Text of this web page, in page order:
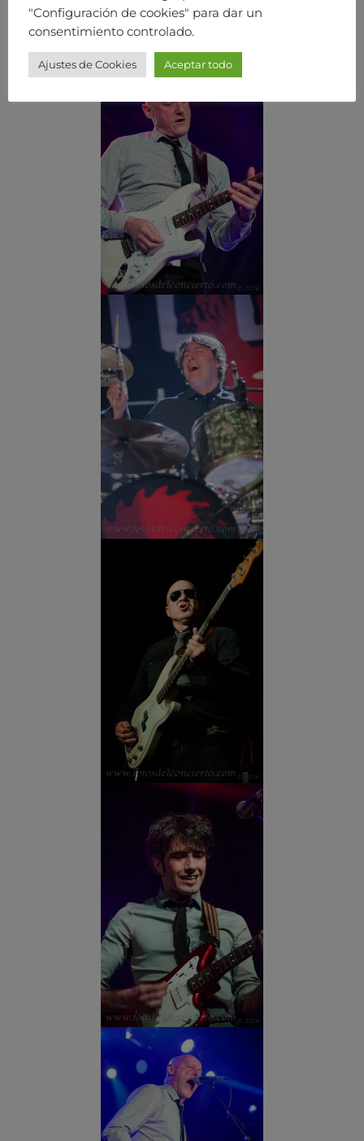
"Configuración de cookies" para dar un
consentimiento controlado.
Ajustes de Cookies Aceptar todo